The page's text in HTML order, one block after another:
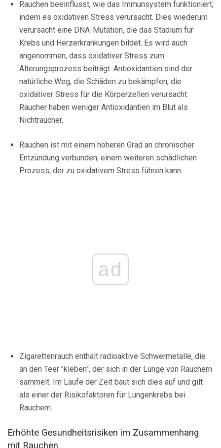
Rauchen beeinflusst, wie das Immunsystem funktioniert,
indem es oxidativen Stress verursacht. Dies wiederum
verursacht eine DNA-Mutation, die das Stadium für
Krebs und Herzerkrankungen bildet. Es wird auch
angenommen, dass oxidativer Stress zum
Alterungsprozess beiträgt. Antioxidantien sind der
natürliche Weg, die Schäden zu bekämpfen, die
oxidativer Stress für die Körperzellen verursacht.
Raucher haben weniger Antioxidantien im Blut als
Nichtraucher.
Rauchen ist mit einem höheren Grad an chronischer
Entzündung verbunden, einem weiteren schädlichen
Prozess, der zu oxidativem Stress führen kann.
ad
Zigarettenrauch enthält radioaktive Schwermetalle, die
an den Teer "kleben", der sich in der Lunge von Rauchern
sammelt. Im Laufe der Zeit baut sich dies auf und gilt
als einer der Risikofaktoren für Lungenkrebs bei
Rauchern.
Erhöhte Gesundheitsrisiken im Zusammenhang
mit Rauchen